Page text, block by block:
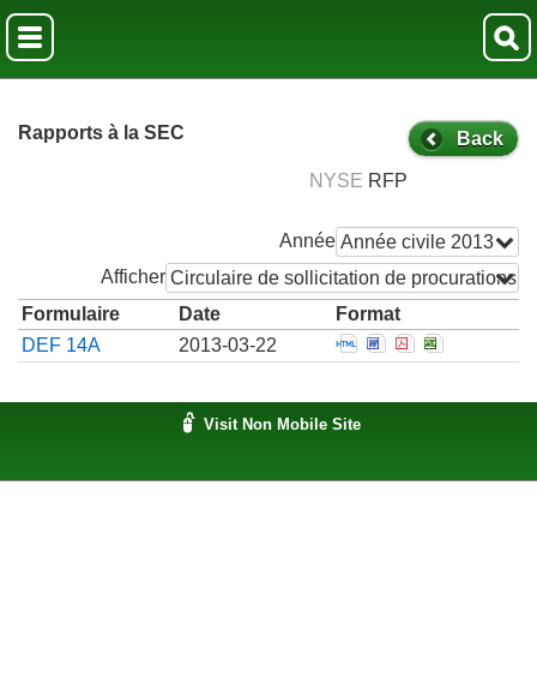
Rapports à la SEC Back
NYSE RFP
Année Année civile 2013
Afficher Circulaire de sollicitation de procurations
Formulaire
Date
Format
DEF 14A
2013-03-22 Open Official
Open Official
OpenOpen
Visit Non Mobile Site